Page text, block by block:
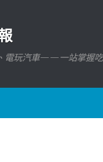
電玩汽車——一站掌握